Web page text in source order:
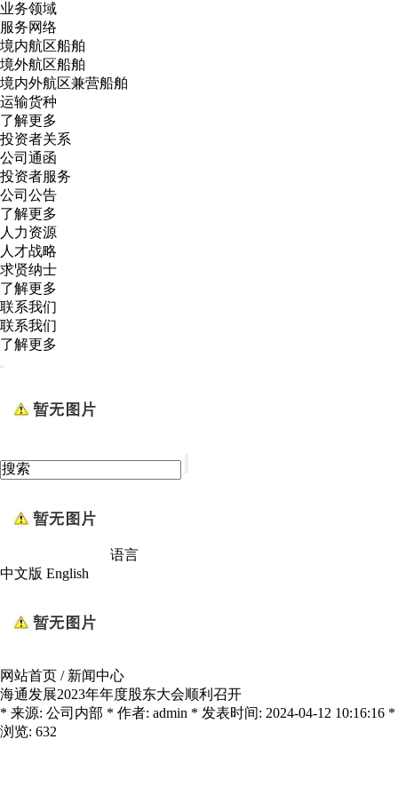
业务领域
服务网络
境内航区船舶
境外航区船舶
境内外航区兼营船舶
运输货种
了解更多
投资者关系
公司通函
投资者服务
公司公告
了解更多
人力资源
人才战略
求贤纳士
了解更多
联系我们
联系我们
了解更多
语言
中文版 English
网站首页 / 新闻中心
海通发展2023年年度股东大会顺利召开
* 来源: 公司内部 * 作者: admin * 发表时间: 2024-04-12 10:16:16 *
浏览: 632